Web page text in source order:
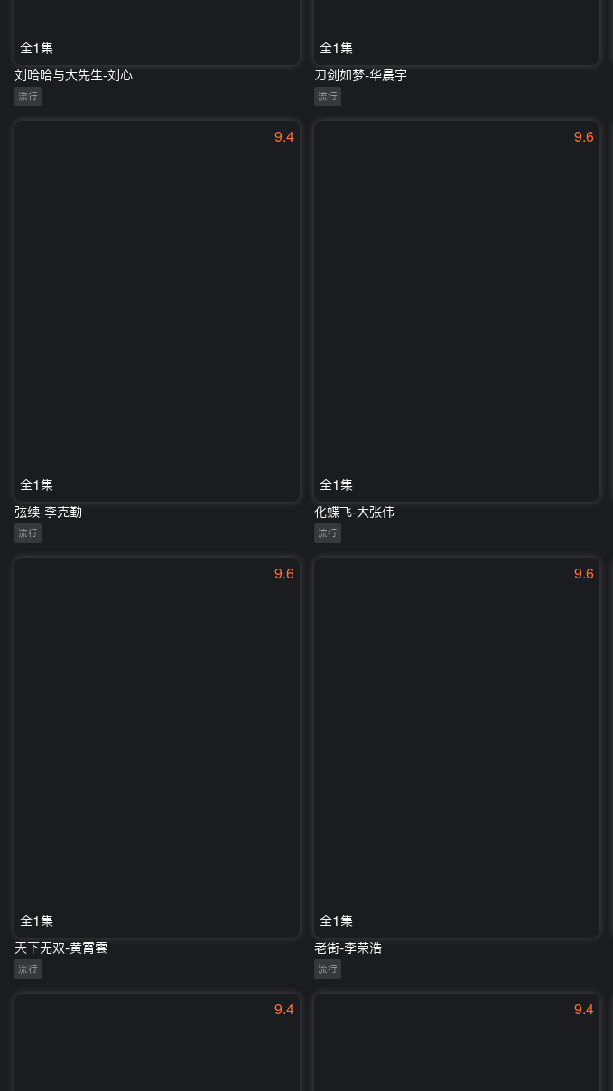
全1集
刘哈哈与大先生-刘心
流行
全1集
刀剑如梦-华晨宇
流行
9.4
全1集
弦续-李克勤
流行
9.6
全1集
化蝶飞-大张伟
流行
9.6
全1集
天下无双-黄霄雲
流行
9.6
全1集
老街-李荣浩
流行
9.4 9.4